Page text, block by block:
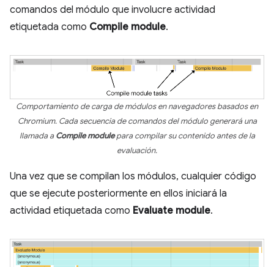
comandos del módulo que involucre actividad
etiquetada como Compile module.
Comportamiento de carga de módulos en navegadores basados en
Chromium. Cada secuencia de comandos del módulo generará una
llamada aCompile modulepara compilar su contenido antes de la
evaluación.
Una vez que se compilan los módulos, cualquier código
que se ejecute posteriormente en ellos iniciará la
actividad etiquetada como Evaluate module.